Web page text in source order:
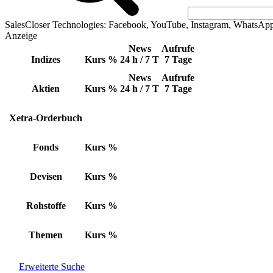
SalesCloser Technologies: Facebook, YouTube, Instagram,
Anzeige
Indizes Kurs %
News
24 h / 7 T
Aufrufe
7 Tage
Aktien Kurs %
News
24 h / 7 T
Aufrufe
7 Tage
Xetra-Orderbuch
Fonds Kurs %
Devisen Kurs %
Rohstoffe Kurs %
Themen Kurs %
Erweiterte Suche